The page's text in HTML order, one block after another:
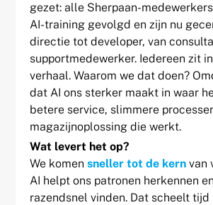
gezet: alle Sherpaan-
AI-training gevolgd en zijn nu
directie tot developer, van
supportmedewerker. Iedereen zit
verhaal. Waarom we dat doen?
dat AI ons sterker maakt in waar
betere service, slimmere
magazijnoplossing die werkt.
Wat levert het op?
We komensneller tot de kern van
AI helpt ons patronen herkennen
razendsnel vinden. Dat scheelt tijd